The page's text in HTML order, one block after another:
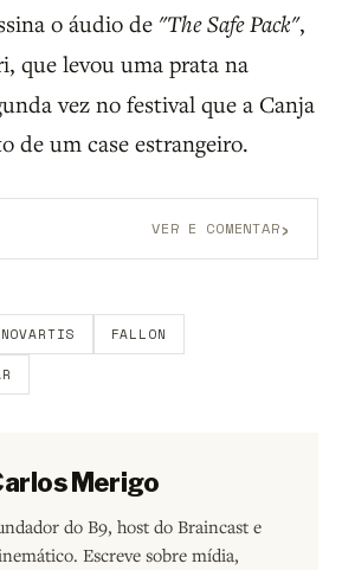
o áudio de "The Safe Pack",
que levou uma prata na
vez no festival que a Canja
de um case estrangeiro.
VER E COMENTAR›
NOVARTIS FALLON
Merigo
do B9, host do Braincast e
Escreve sobre mídia,